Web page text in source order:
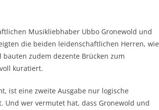
Musikliebhaber Ubbo Gronewold und
die beiden leidenschaftlichen Herren, wie
zudem dezente Brücken zum
kuratiert.
ist eine zweite Ausgabe nur logische
Und wer vermutet hat, dass Gronewold und